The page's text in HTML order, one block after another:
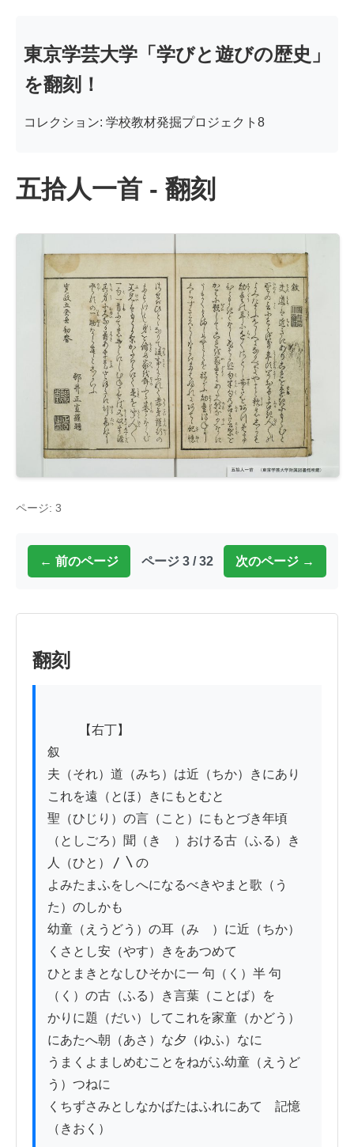
東京学芸大学「学びと遊びの歴史」
を翻刻！
コレクション: 学校教材発掘プロジェクト8
五拾人一首 - 翻刻
ページ: 3
← 前のページ ページ 3 / 32 次のページ →
翻刻
叙
夫（それ）道（みち）は近（ちか）きにあり
これを遠（とほ）きにもとむと
聖（ひじり）の言（こと）にもとづき年頃
（としごろ）聞（きゝ）おける古（ふる）き
人（ひと）〳〵の
よみたまふをしへになるべきやまと歌（う
た）のしかも
幼童（えうどう）の耳（みゝ）に近（ちか）
くさとし安（やす）きをあつめて
ひとまきとなしひそかに一 句（く）半 句
（く）の古（ふる）き言葉（ことば）を
かりに題（だい）してこれを家童（かどう）
にあたへ朝（あさ）な夕（ゆふ）なに
うまくよましめむことをねがふ幼童（えうど
う）つねに
くちずさみとしなかばたはふれにあてゝ記憶
（きおく）